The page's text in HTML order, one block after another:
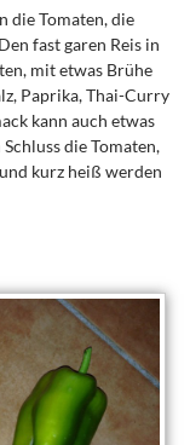
die Tomaten, die
fast garen Reis in
mit etwas Brühe
Paprika, Thai-Curry
kann auch etwas
die Tomaten,
kurz heiß werden